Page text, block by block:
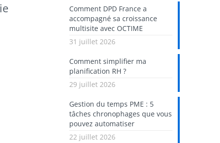
Comment DPD France a
accompagné sa croissance
multisite avec OCTIME
31 juillet 2026
Comment simplifier ma
planification RH ?
29 juillet 2026
Gestion du temps PME : 5
tâches chronophages que vous
pouvez automatiser
22 juillet 2026